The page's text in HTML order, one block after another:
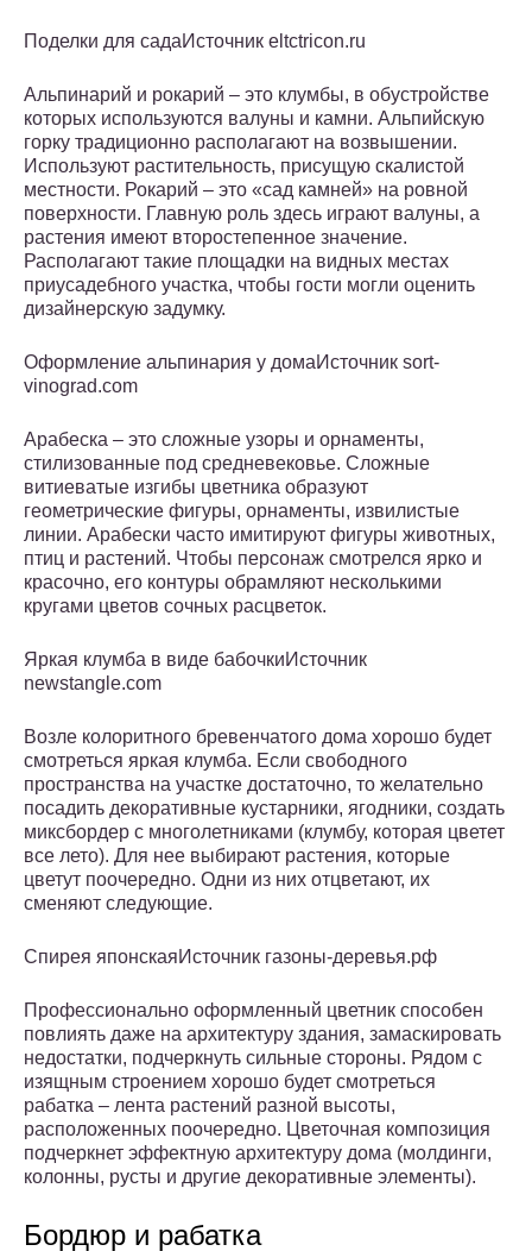
Поделки для садаИсточник eltctricon.ru
Альпинарий и рокарий – это клумбы, в обустройстве
которых используются валуны и камни. Альпийскую
горку традиционно располагают на возвышении.
Используют растительность, присущую скалистой
местности. Рокарий – это «сад камней» на ровной
поверхности. Главную роль здесь играют валуны, а
растения имеют второстепенное значение.
Располагают такие площадки на видных местах
приусадебного участка, чтобы гости могли оценить
дизайнерскую задумку.
Оформление альпинария у домаИсточник sort-
vinograd.com
Арабеска – это сложные узоры и орнаменты,
стилизованные под средневековье. Сложные
витиеватые изгибы цветника образуют
геометрические фигуры, орнаменты, извилистые
линии. Арабески часто имитируют фигуры животных,
птиц и растений. Чтобы персонаж смотрелся ярко и
красочно, его контуры обрамляют несколькими
кругами цветов сочных расцветок.
Яркая клумба в виде бабочкиИсточник
newstangle.com
Возле колоритного бревенчатого дома хорошо будет
смотреться яркая клумба. Если свободного
пространства на участке достаточно, то желательно
посадить декоративные кустарники, ягодники, создать
миксбордер с многолетниками (клумбу, которая цветет
все лето). Для нее выбирают растения, которые
цветут поочередно. Одни из них отцветают, их
сменяют следующие.
Спирея японскаяИсточник газоны-деревья.рф
Профессионально оформленный цветник способен
повлиять даже на архитектуру здания, замаскировать
недостатки, подчеркнуть сильные стороны. Рядом с
изящным строением хорошо будет смотреться
рабатка – лента растений разной высоты,
расположенных поочередно. Цветочная композиция
подчеркнет эффектную архитектуру дома (молдинги,
колонны, русты и другие декоративные элементы).
Бордюр и рабатка